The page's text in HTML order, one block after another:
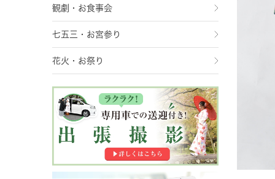
観劇・お食事会
七五三・お宮参り
花火・お祭り